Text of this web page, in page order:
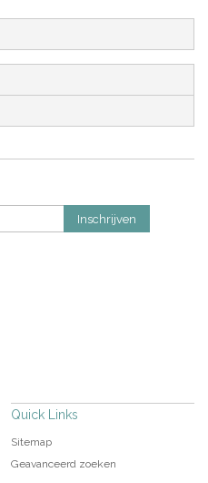
Inschrijven
Quick Links
Sitemap
Geavanceerd zoeken